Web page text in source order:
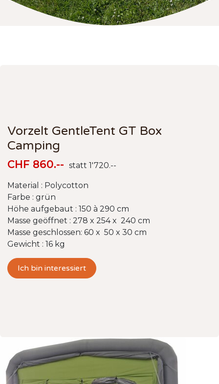
Vorzelt GentleTent GT Box
Camping
CHF 860.-- statt 1'720.--
Material : Polycotton
Farbe : grün
Höhe aufgebaut : 150 à 290 cm
Masse geöffnet : 278 x 254 x 240 cm
Masse geschlossen: 60 x 50 x 30 cm
Gewicht : 16 kg
Ich bin interessiert